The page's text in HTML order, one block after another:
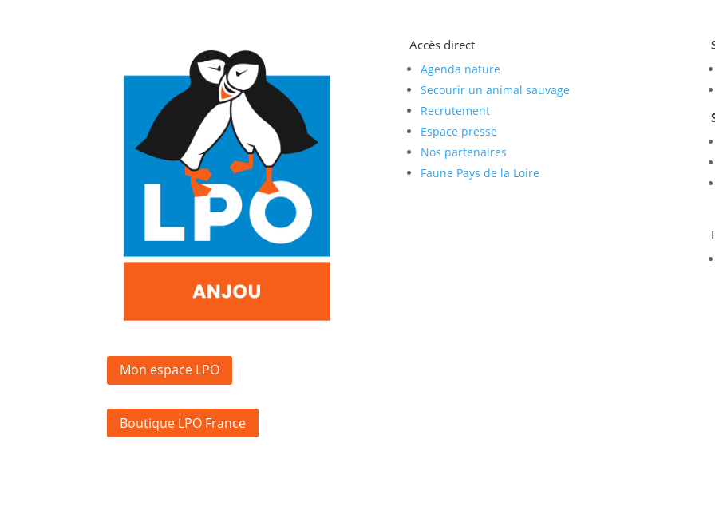
Mon espace LPO
Boutique LPO France
Accès direct
Agenda nature
Secourir un animal sauvage
Recrutement
Espace presse
Nos partenaires
Faune Pays de la Loire